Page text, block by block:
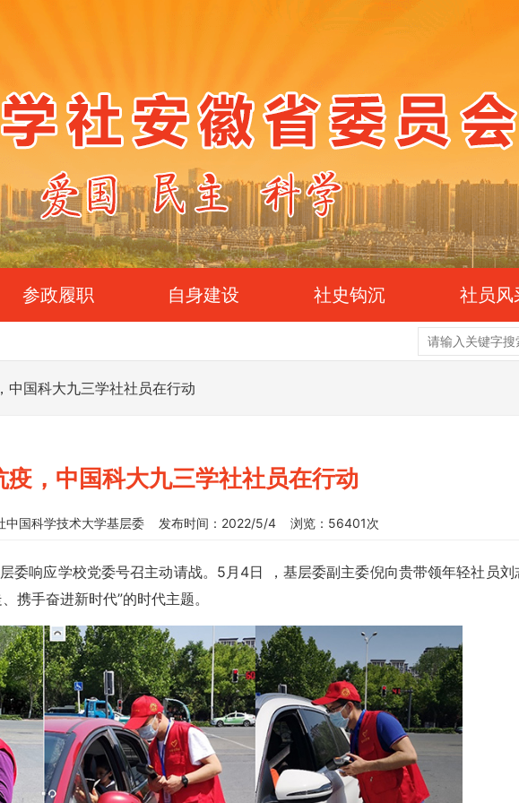
参政履职 自身建设 社史钩沉 社员风
中国科大九三学社社员在行动
疫，中国科大九三学社社员在行动
中国科学技术大学基层委 发布时间：2022/5/4 浏览：56401次
委响应学校党委号召主动请战。5月4日 ，基层委副主委倪向贵带领年轻社员
携手奋进新时代”的时代主题。